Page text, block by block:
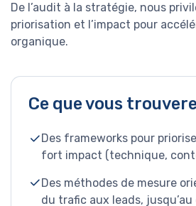
De l’audit à la stratégie, nous
priorisation et l’impact pour
organique.
Ce que vous
Des frameworks pour
fort impact (technique,
Des méthodes de mesure
du trafic aux leads, jusqu’au